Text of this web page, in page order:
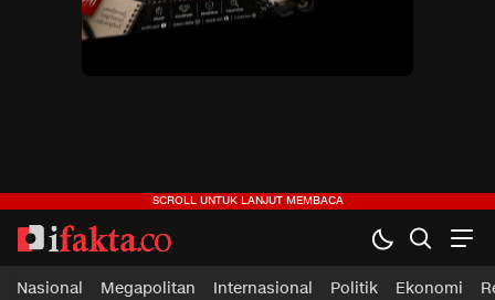
ifakta.co
#pastibenar
Nasional Megapolitan Internasional Politik Ekonomi